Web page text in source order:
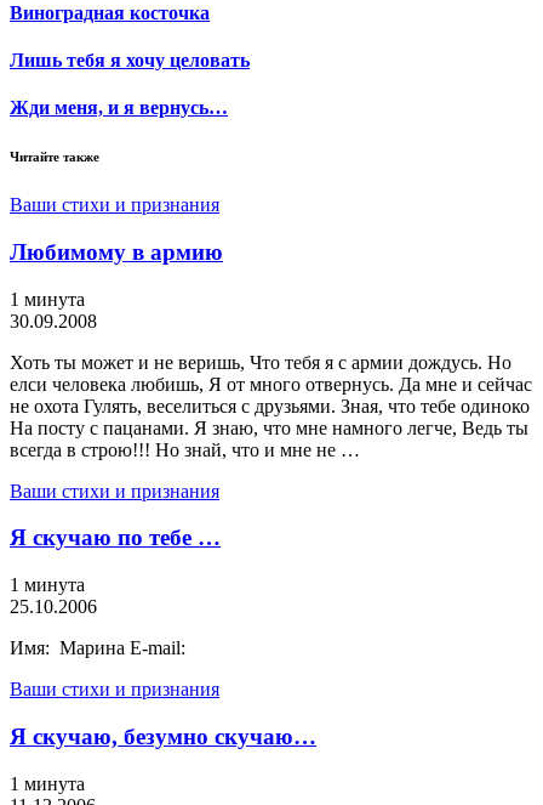
Виноградная косточка
Лишь тебя я хочу целовать
Жди меня, и я вернусь…
Читайте также
Ваши стихи и признания
Любимому в армию
1 минута
30.09.2008
Хоть ты может и не веришь, Что тебя я с армии дождусь. Но
елси человека любишь, Я от много отвернусь. Да мне и сейчас
не охота Гулять, веселиться с друзьями. Зная, что тебе одиноко
На посту с пацанами. Я знаю, что мне намного легче, Ведь ты
всегда в строю!!! Но знай, что и мне не …
Ваши стихи и признания
Я скучаю по тебе …
1 минута
25.10.2006
Имя: Марина E-mail:
Ваши стихи и признания
Я скучаю, безумно скучаю…
1 минута